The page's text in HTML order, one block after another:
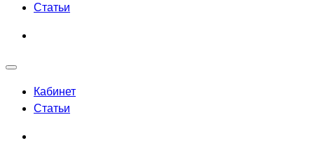
Статьи
Кабинет
Статьи